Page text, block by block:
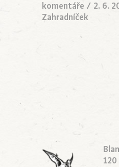
komentáře / 2. 6.
Zahradníček